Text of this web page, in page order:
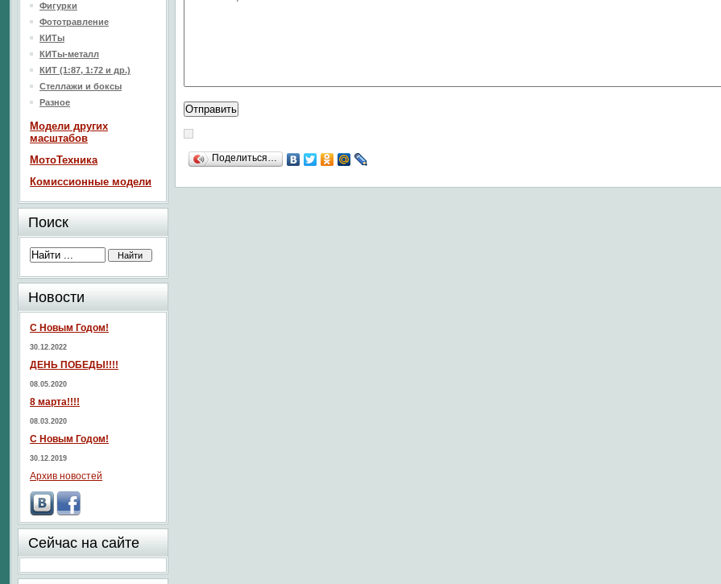
Поделиться…
Фигурки
Фототравление
КИТы
КИТы-металл
КИТ (1:87, 1:72 и др.)
Стеллажи и боксы
Разное
Модели других
масштабов
МотоТехника
Комиссионные модели
Поиск
Новости
С Новым Годом!
30.12.2022
ДЕНЬ ПОБЕДЫ!!!!
08.05.2020
8 марта!!!!
08.03.2020
С Новым Годом!
30.12.2019
Архив новостей
Сейчас на сайте